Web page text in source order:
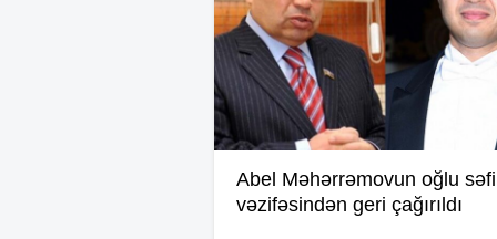
Abel Məhərrəmovun oğlu
vəzifəsindən geri çağırıldı